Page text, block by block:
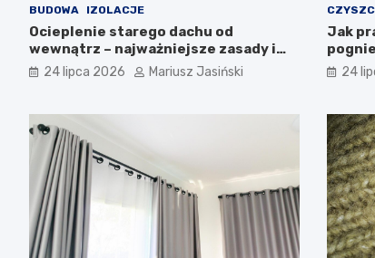
BUDOWA IZOLACJE
Ocieplenie starego dachu od
wewnątrz – najważniejsze zasady i
błędy
24 lipca 2026 Mariusz Jasiński
Jak
24